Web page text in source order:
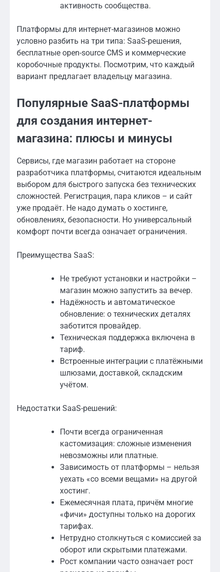
активность сообщества.
Платформы для интернет-магазинов можно
условно разбить на три типа: SaaS-решения,
бесплатные open-source CMS и коммерческие
коробочные продукты. Посмотрим, что каждый
вариант предлагает владельцу магазина.
Популярные SaaS-платформы
для создания интернет-
магазина: плюсы и минусы
Сервисы, где магазин работает на стороне
разработчика платформы, считаются идеальным
выбором для быстрого запуска без технических
сложностей. Регистрация, пара кликов – и сайт
уже продаёт. Не надо думать о хостинге,
обновлениях, безопасности. Но универсальный
комфорт почти всегда означает ограничения.
Преимущества SaaS:
Не требуют установки и настройки –
магазин можно запустить за вечер.
Надёжность и автоматическое
обновление: о технических деталях
заботится провайдер.
Техническая поддержка включена в
тариф.
Встроенные интеграции с платёжными
шлюзами, доставкой, складским
учётом.
Недостатки SaaS-решений:
Почти всегда ограниченная
кастомизация: сложные изменения
невозможны или платные.
Зависимость от платформы – нельзя
уехать «со всеми вещами» на другой
хостинг.
Ежемесячная плата, причём многие
«фичи» доступны только на дорогих
тарифах.
Нетрудно столкнуться с комиссией за
оборот или скрытыми платежами.
Рост компании часто означает рост